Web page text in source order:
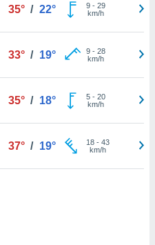
35° / 22° 9- 29
km/h
33° / 19° 9- 28
km/h
35° / 18° 5- 20
km/h
37° / 19° 18- 43
km/h